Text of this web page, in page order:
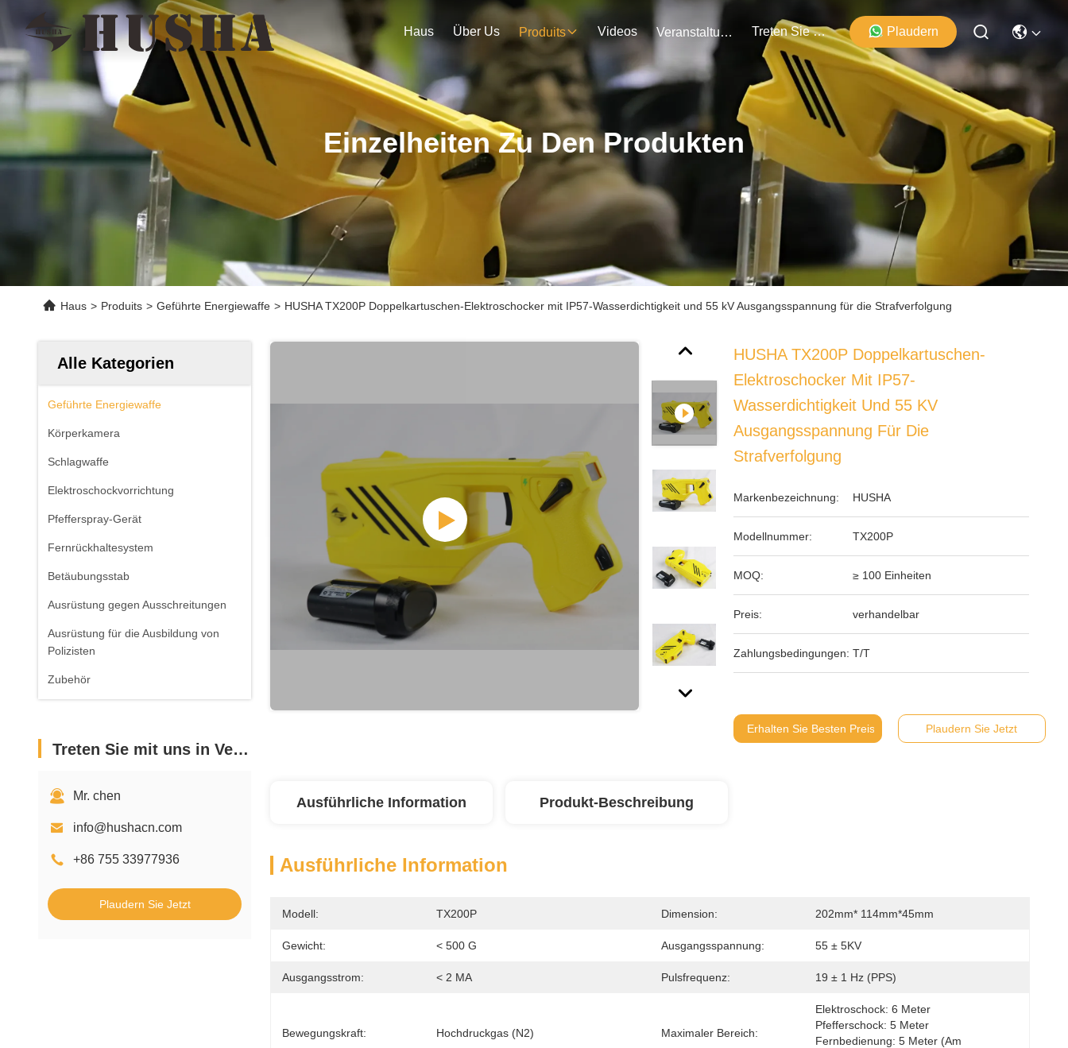
Haus Über Us Produits Videos Veranstaltungen Treten Sie Mit Uns In Verbindung Plaudern
Einzelheiten Zu Den Produkten
Haus > Produits > Geführte Energiewaffe > HUSHA TX200P Doppelkartuschen-Elektroschocker mit IP57-Wasserdichtigkeit und 55 kV Ausgangsspannung für die Strafverfolgung
Alle Kategorien
Geführte Energiewaffe
Körperkamera
Schlagwaffe
Elektroschockvorrichtung
Pfefferspray-Gerät
Fernrückhaltesystem
Betäubungsstab
Ausrüstung gegen Ausschreitungen
Ausrüstung für die Ausbildung von
Polizisten
Zubehör
Treten Sie mit uns in Verbindung
Mr. chen
info@hushacn.com
+86 755 33977936
Plaudern Sie Jetzt
HUSHA TX200P Doppelkartuschen-
Elektroschocker Mit IP57-
Wasserdichtigkeit Und 55 KV
Ausgangsspannung Für Die
Strafverfolgung
Markenbezeichnung: HUSHA
Modellnummer: TX200P
MOQ: ≥ 100 Einheiten
Preis: verhandelbar
Zahlungsbedingungen: T/T
Erhalten Sie Besten Preis Plaudern Sie Jetzt
Ausführliche Information Produkt-Beschreibung
Ausführliche Information
Modell: TX200P Dimension: 202mm* 114mm*45mm
Gewicht: < 500 G Ausgangsspannung: 55 ± 5KV
Ausgangsstrom: < 2 MA Pulsfrequenz: 19 ± 1 Hz (PPS)
Bewegungskraft: Hochdruckgas (N2) Maximaler Bereich:
Elektroschock: 6 Meter
Pfefferschock: 5 Meter
Fernbedienung: 5 Meter (am